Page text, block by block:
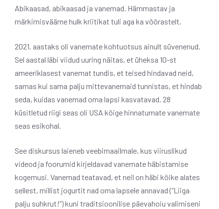
Abikaasad, abikaasad ja vanemad. Hämmastav ja
märkimisväärne hulk kriitikat tuli aga ka võõrastelt.
2021. aastaks oli vanemate kohtuotsus ainult süvenenud.
Sel aastal läbi viidud uuring näitas, et üheksa 10-st
ameeriklasest vanemat tundis, et teised hindavad neid,
samas kui sama palju mittevanemaid tunnistas, et hindab
seda, kuidas vanemad oma lapsi kasvatavad. 28
küsitletud riigi seas oli USA kõige hinnatumate vanemate
seas esikohal.
See diskursus laieneb veebimaailmale, kus viiruslikud
videod ja foorumid kirjeldavad vanemate häbistamise
kogemusi. Vanemad teatavad, et neil on häbi kõike alates
sellest, millist jogurtit nad oma lapsele annavad (“Liiga
palju suhkrut!”) kuni traditsioonilise päevahoiu valimiseni